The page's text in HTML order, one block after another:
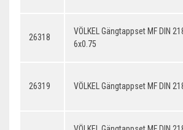
26318
VÖLKEL Gängtappset MF DIN
6x0.75
26319 VÖLKEL Gängtappset MF DIN